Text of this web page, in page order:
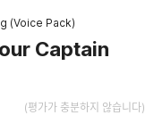
(Voice Pack)
Captain
(평가가 충분하지 않습니다)